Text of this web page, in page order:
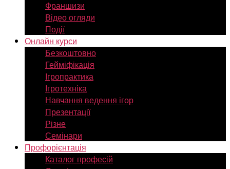
Франшизи
Відео огляди
Події
Онлайн курси
Безкоштовно
Гейміфікація
Ігропрактика
Ігротехніка
Навчання ведення ігор
Презентації
Різне
Семінари
Профорієнтація
Каталог професій